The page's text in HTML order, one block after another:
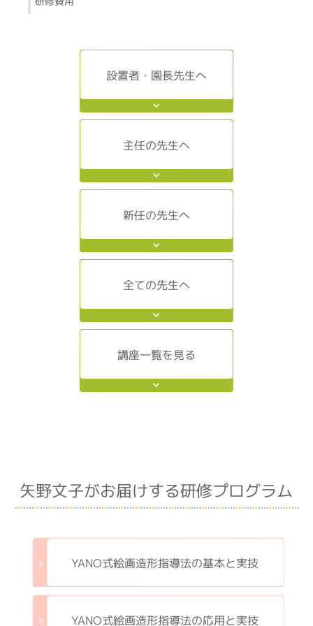
設置者・園長先生へ
主任の先生へ
新任の先生へ
全ての先生へ
講座一覧を見る
矢野文子がお届けする研修プログラム
YANO式絵画造形指導法の基本と実技
YANO式絵画造形指導法の応用と実技